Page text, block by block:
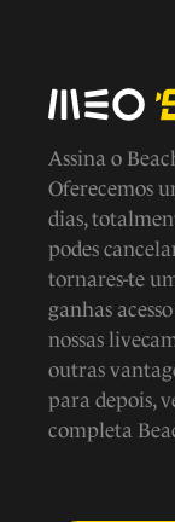
Assina o
Oferecemos
dias,
podes
tornares-te
ganhas
nossas
outras
para depois,
completa